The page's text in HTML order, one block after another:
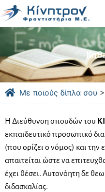
Με ποιούς δίπλα σου >
Η Διεύθυνση σπουδών του
εκπαιδευτικό προσωπικό
(που ορίζει ο νόμος) και
απαιτείται ώστε να
έχει θέσει. Αυτονόητη δε
διδασκαλίας.